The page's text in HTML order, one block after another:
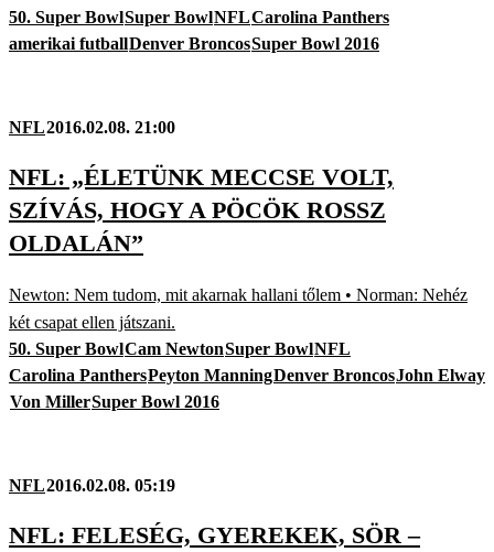
50. Super BowlSuper BowlNFLCarolina Panthers
amerikai futballDenver BroncosSuper Bowl 2016
NFL2016.02.08. 21:00
NFL: „ÉLETÜNK MECCSE VOLT,
SZÍVÁS, HOGY A PÖCÖK ROSSZ
OLDALÁN”
Newton: Nem tudom, mit akarnak hallani tőlem • Norman: Nehéz
két csapat ellen játszani.
50. Super BowlCam NewtonSuper BowlNFL
Carolina PanthersPeyton ManningDenver BroncosJohn Elway
Von MillerSuper Bowl 2016
NFL2016.02.08. 05:19
NFL: FELESÉG, GYEREKEK, SÖR –